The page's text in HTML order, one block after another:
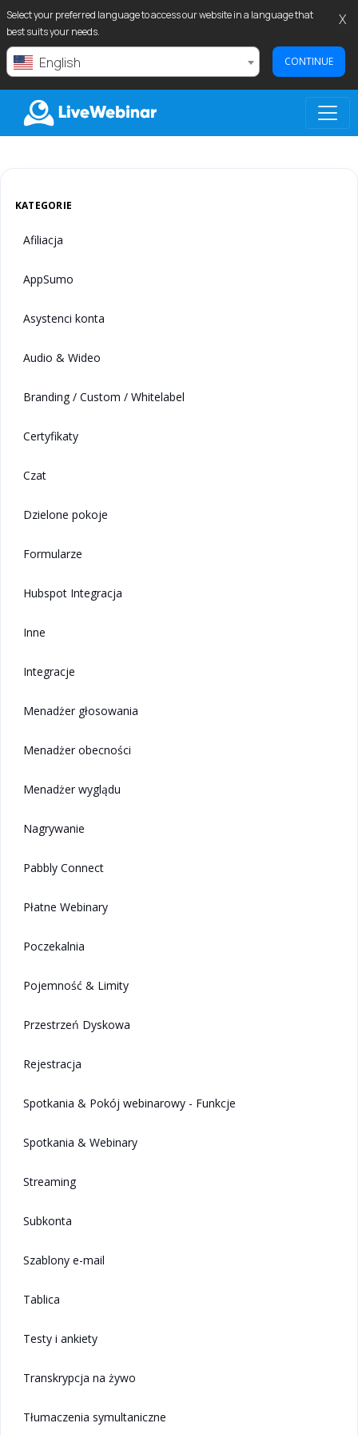
Select your preferred language to access our website in a language that
best suits your needs.
English CONTINUE
X
LIVEWEBINAR.COM
KATEGORIE
Afiliacja
AppSumo
Asystenci konta
Audio & Wideo
Branding / Custom / Whitelabel
Certyfikaty
Czat
Dzielone pokoje
Formularze
Hubspot Integracja
Inne
Integracje
Menadżer głosowania
Menadżer obecności
Menadżer wyglądu
Nagrywanie
Pabbly Connect
Płatne Webinary
Poczekalnia
Pojemność & Limity
Przestrzeń Dyskowa
Rejestracja
Spotkania & Pokój webinarowy - Funkcje
Spotkania & Webinary
Streaming
Subkonta
Szablony e-mail
Tablica
Testy i ankiety
Transkrypcja na żywo
Tłumaczenia symultaniczne